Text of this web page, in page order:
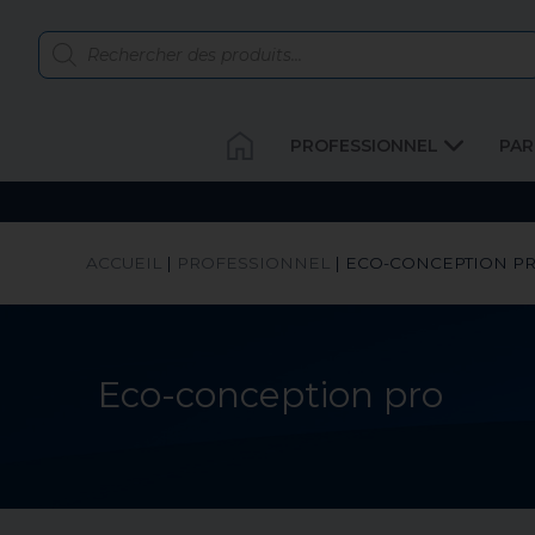
PROFESSIONNEL
ACCUEIL | PROFESSIONNEL | ECO-CONCEPTION
Eco-conception pro